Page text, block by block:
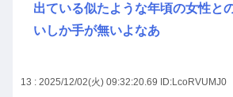
出ている似たような年頃の女性と
いしか手が無いよなあ
13 : 2025/12/02(火) 09:32:20.69 ID:LcoRVUMJ0